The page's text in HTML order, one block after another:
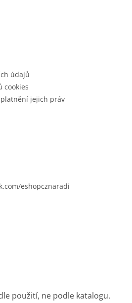
údajů
cookies
jejich práv
eshopcznaradi
použití, ne podle katalogu.